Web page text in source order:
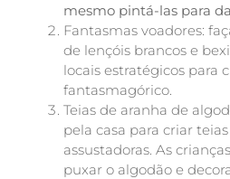
mesmo pintá-las para
Fantasmas voadores:
de lençóis brancos e
locais estratégicos para
fantasmagórico.
Teias de aranha de
pela casa para criar
assustadoras. As
puxar o algodão e